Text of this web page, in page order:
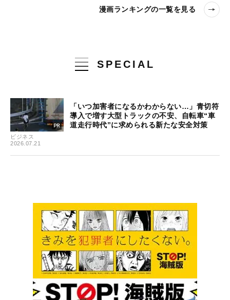
漫画ランキングの一覧を見る
SPECIAL
ビジネス
2026.07.21
「いつ加害者になるかわからない…」青切符
導入で増す大型トラックの不安、自転車“車
道走行時代”に求められる新たな安全対策